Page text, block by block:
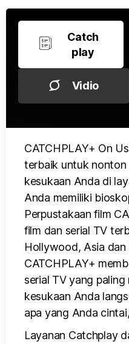
Catch
play
Vidio
CATCHPLAY+ On
terbaik untuk nonton
kesukaan Anda di
Anda memiliki
Perpustakaan film
film dan serial TV
Hollywood, Asia dan
CATCHPLAY+
serial TV yang
kesukaan Anda
apa yang Anda
Layanan Catchplay